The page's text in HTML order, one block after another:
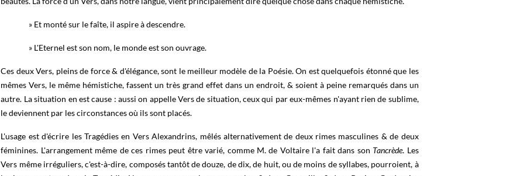
» Et monté sur le faîte, il aspire à descendre.
» L'Eternel est son nom, le monde est son ouvrage.
Ces deux Vers, pleins de force & d'élégance, sont le meilleur modèle de la Poésie. On est quelquefois étonné que les
mêmes Vers, le même hémistiche, fassent un très grand effet dans un endroit, & soient à peine remarqués dans un
autre. La situation en est cause : aussi on appelle Vers de situation, ceux qui par eux-mêmes n'ayant rien de sublime,
le deviennent par les circonstances où ils sont placés.
L'usage est d'écrire les Tragédies en Vers Alexandrins, mêlés alternativement de deux rimes masculines & de deux
féminines. L'arrangement même de ces rimes peut être varié, comme M. de Voltaire l'a fait dans son Tancrède. Les
Vers même irréguliers, c'est-à-dire, composés tantôt de douze, de dix, de huit, ou de moins de syllabes, pourroient, à